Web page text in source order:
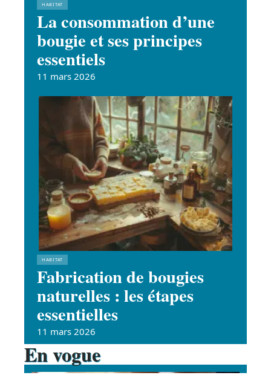
HABITAT
La consommation d’une
bougie et ses principes
essentiels
11 mars 2026
HABITAT
Fabrication de bougies
naturelles : les étapes
essentielles
11 mars 2026
En vogue